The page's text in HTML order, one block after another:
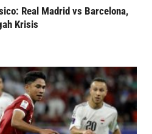
Real Madrid vs Barcelona,
Krisis